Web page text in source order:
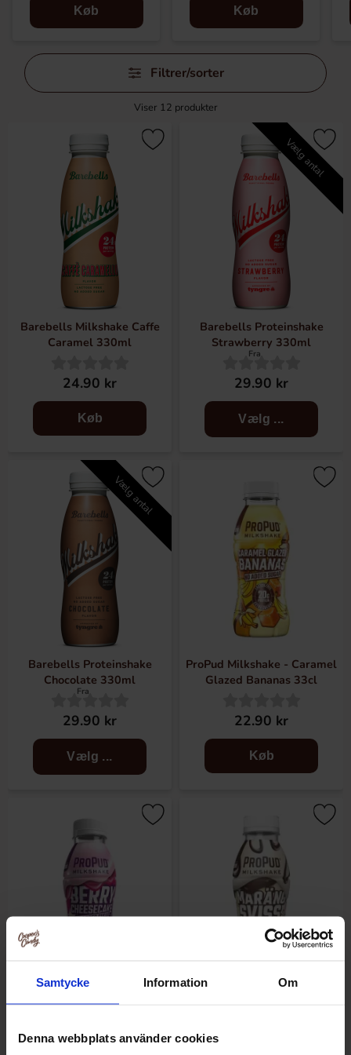
Samtycke Information Om
Denna webbplats använder cookies
Køb Køb
Spring
filtre
Filtrer/sorter
Viser 12 produkter
Barebells Milkshake Caffe
Caramel 330ml
24.90 kr
Køb
Vælg antal
Barebells Proteinshake
Strawberry 330ml
Fra
29.90 kr
Vælg ...
Vælg antal
Barebells Proteinshake
Chocolate 330ml
Fra
29.90 kr
Vælg ...
ProPud Milkshake - Caramel
Glazed Bananas 33cl
22.90 kr
Køb
ProPud Milkshake Berry